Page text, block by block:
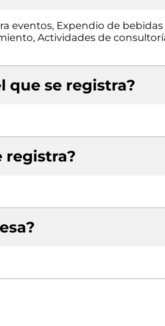
eventos, Expendio de bebidas
Actividades de
que se registra?
registra?